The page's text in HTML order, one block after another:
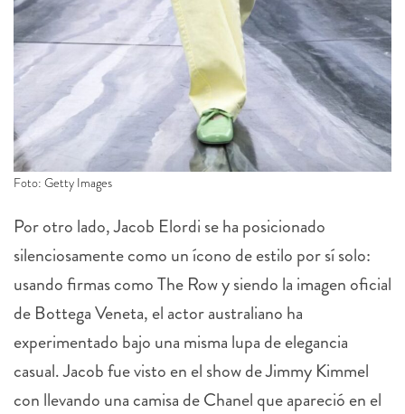
Foto: Getty Images
Por otro lado, Jacob Elordi se ha posicionado
silenciosamente como un ícono de estilo por sí solo:
usando firmas como The Row y siendo la imagen oficial
de Bottega Veneta, el actor australiano ha
experimentado bajo una misma lupa de elegancia
casual. Jacob fue visto en el show de Jimmy Kimmel
con llevando una camisa de Chanel que apareció en el